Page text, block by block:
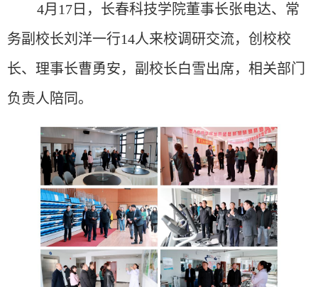
4月17日，长春科技学院董事长张电达、常
务副校长刘洋一行14人来校调研交流，创校校
长、理事长曹勇安，副校长白雪出席，相关部门
负责人陪同。